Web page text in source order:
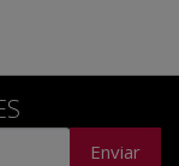
Enviar